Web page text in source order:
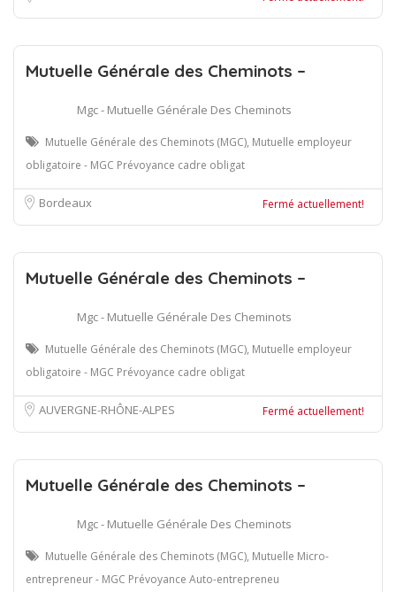
Mutuelle Générale des Cheminots –
Mgc - Mutuelle Générale Des Cheminots
Mutuelle Générale des Cheminots (MGC), Mutuelle employeur
obligatoire - MGC Prévoyance cadre obligat
Bordeaux Fermé actuellement!
Mutuelle Générale des Cheminots –
Mgc - Mutuelle Générale Des Cheminots
Mutuelle Générale des Cheminots (MGC), Mutuelle employeur
obligatoire - MGC Prévoyance cadre obligat
AUVERGNE-RHÔNE-ALPES Fermé actuellement!
Mutuelle Générale des Cheminots –
Mgc - Mutuelle Générale Des Cheminots
Mutuelle Générale des Cheminots (MGC), Mutuelle Micro-
entrepreneur - MGC Prévoyance Auto-entrepreneu